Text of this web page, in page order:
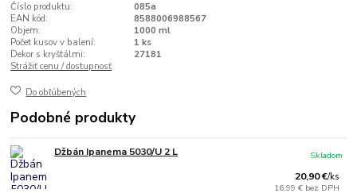
Číslo produktu:
085a
EAN kód:
8588006988567
Objem:
1000 ml
Počet kusov v balení:
1 ks
Dekor s kryštálmi:
27181
Strážiť cenu / dostupnosť
Do obľúbených
Podobné produkty
Džbán Ipanema 5030/U 2 L
20,90 €/ks
16,99 € bez DPH
Skladom